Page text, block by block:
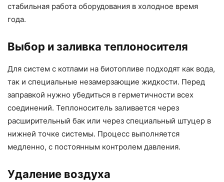
стабильная работа оборудования в холодное время
года.
Выбор и заливка теплоносителя
Для систем с котлами на биотопливе подходят как вода,
так и специальные незамерзающие жидкости. Перед
заправкой нужно убедиться в герметичности всех
соединений. Теплоноситель заливается через
расширительный бак или через специальный штуцер в
нижней точке системы. Процесс выполняется
медленно, с постоянным контролем давления.
Удаление воздуха